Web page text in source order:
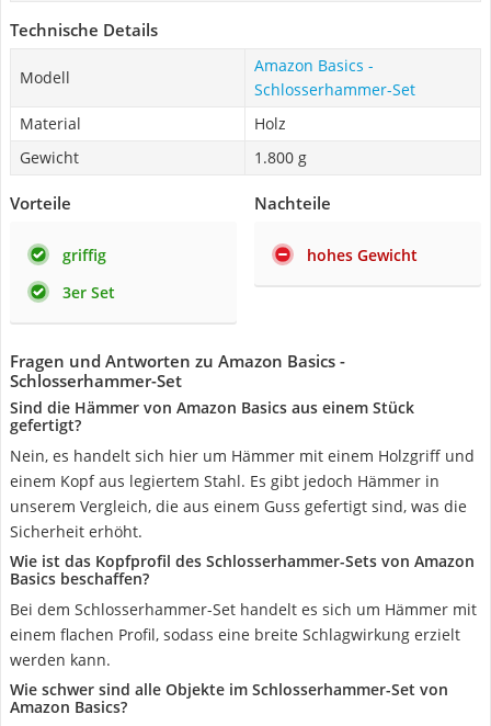
Technische Details
Modell
Amazon Basics -
Schlosserhammer-Set
Material
Holz
Gewicht
1.800 g
Vorteile
griffig
3er Set
Nachteile
hohes Gewicht
Fragen und Antworten zu Amazon Basics -
Schlosserhammer-Set
Sind die Hämmer von Amazon Basics aus einem Stück
gefertigt?
Nein, es handelt sich hier um Hämmer mit einem Holzgriff und
einem Kopf aus legiertem Stahl. Es gibt jedoch Hämmer in
unserem Vergleich, die aus einem Guss gefertigt sind, was die
Sicherheit erhöht.
Wie ist das Kopfprofil des Schlosserhammer-Sets von Amazon
Basics beschaffen?
Bei dem Schlosserhammer-Set handelt es sich um Hämmer mit
einem flachen Profil, sodass eine breite Schlagwirkung erzielt
werden kann.
Wie schwer sind alle Objekte im Schlosserhammer-Set von
Amazon Basics?